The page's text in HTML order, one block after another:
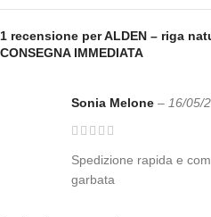
1 recensione perALDEN – riga
CONSEGNA IMMEDIATA
Sonia Melone – 16/05/
Spedizione rapida e
garbata